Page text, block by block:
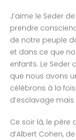
J’aime le Seder
prendre
de notre peuple
et dans ce que
enfants. Le Seder
que nous avons
célébrons à la fois
d’esclavage mais
Ce soir là, le père
d’Albert Cohen,